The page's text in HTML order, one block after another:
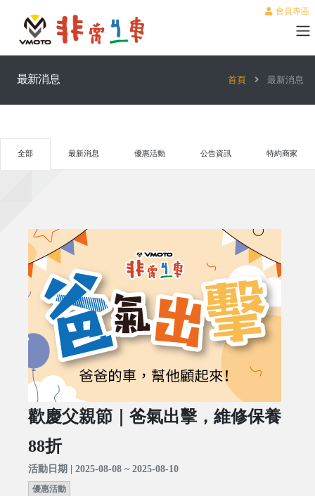
會員專區
最新消息 首頁 最新消息
全部 最新消息 優惠活動 公告資訊 特約商家
歡慶父親節｜爸氣出擊，維修保養
88折
活動日期 | 2025-08-08 ~ 2025-08-10
優惠活動